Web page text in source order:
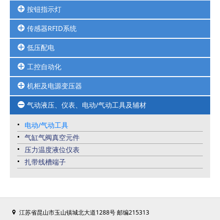
按钮指示灯
按钮
三色灯
选择开关
指示灯
传感器RFID系统
安全光幕扫描器
编码器计数器
光电光纤接近限位压力传感器
位移传感器及RFID系统
低压配电
继电器
接触器
框架断路器
马达保护
热继
熔断器
塑壳断路器
微型断路器
信号隔离/安全栅/电涌保护器
工控自动化
HMI人机界面
PLC可编程控制器
变频器及变频配套周边品
高防护连接器-接口模块
伺服电机
机柜及电源变压器
UPS不间断电源/开关电源
仿威图机柜
工业控制柜
机柜空调
以太网交换机
气动液压、仪表、电动/气动工具及辅材
电动/气动工具
气缸气阀真空元件
压力温度液位仪表
扎带线槽端子
江苏省昆山市玉山镇城北大道1288号 邮编215313